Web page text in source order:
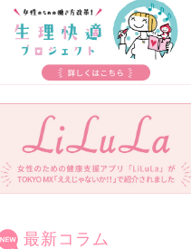
最新コラム